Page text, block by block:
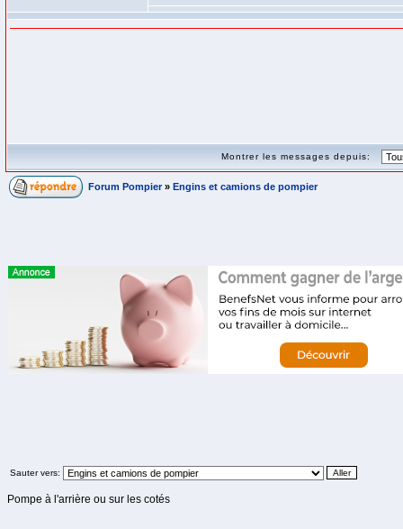
Montrer les messages depuis:
Forum Pompier » Engins et camions de pompier
Sauter vers:
Pompe à l'arrière ou sur les cotés